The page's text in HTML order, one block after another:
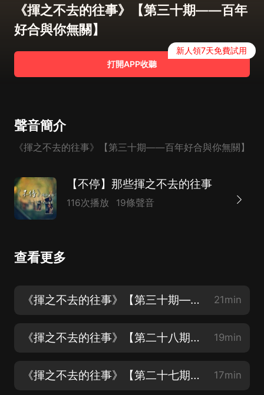
《揮之不去的往事》【第三十期——百年
好合與你無關】
打開APP收聽
新人領7天免費試用
聲音簡介
《揮之不去的往事》【第三十期——百年好合與你無關】
【不停】那些揮之不去的往事
116次播放 19條聲音
查看更多
《揮之不去的往事》【第三十期——百年好合與你無關】 21min
《揮之不去的往事》【第二十八期——有一種回憶叫翻唱】主播：柒夏 19min
《揮之不去的往事》【第二十七期——粵上心頭】主播：銘軒 17min